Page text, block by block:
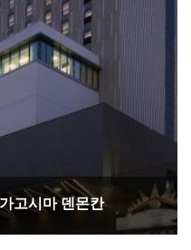
고시마 덴몬칸